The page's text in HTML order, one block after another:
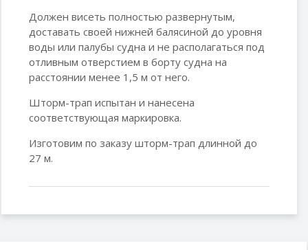
Должен висеть полностью развернутым,
доставать своей нижней балясиной до уровня
воды или палубы судна и не располагаться под
отливным отверстием в борту судна на
расстоянии менее 1,5 м от него.
Шторм-трап испытан и нанесена
соответствующая маркировка.
Изготовим по заказу шторм-трап длинной до
27 м.